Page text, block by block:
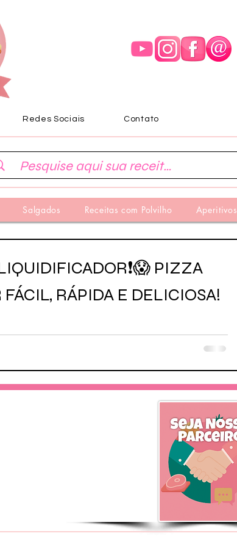
Redes Sociais Contato
Salgados Receitas com Polvilho Aperitivos
PIZZA
RÁPIDA E DELICIOSA!